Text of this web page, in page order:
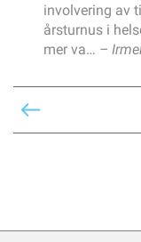
Samarbeid med
Nettverksamling i
Verveturne i Møre
involvering av
årsturnus i
mer va…